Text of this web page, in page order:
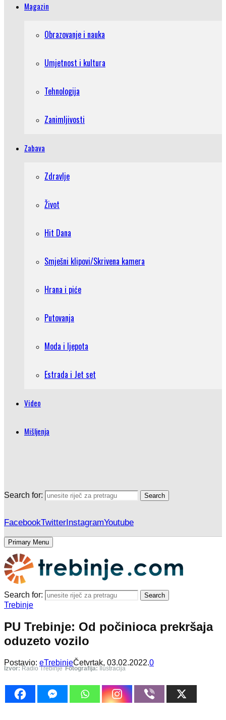
Magazin
Obrazovanje i nauka
Umjetnost i kultura
Tehnologija
Zanimljivosti
Zabava
Zdravlje
Život
Hit Dana
Smješni klipovi/Skrivena kamera
Hrana i piće
Putovanja
Moda i ljepota
Estrada i Jet set
Video
Mišljenja
Search for: Search
FacebookTwitterInstagramYoutube
Primary Menu
Search for: Search
Trebinje
PU Trebinje: Od počinioca prekršaja
oduzeto vozilo
Postavio: eTrebinjeČetvrtak, 03.02.2022.0
Izvor: Radio Trebinje Fotografija: Ilustracija